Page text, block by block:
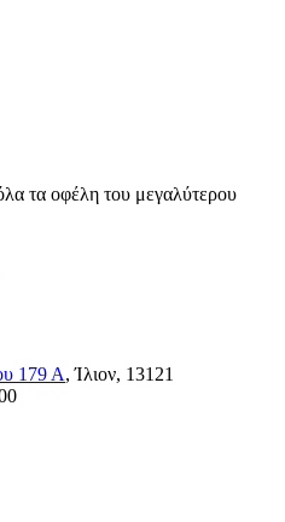
τα οφέλη του μεγαλύτερου
179 Α, Ίλιον, 13121